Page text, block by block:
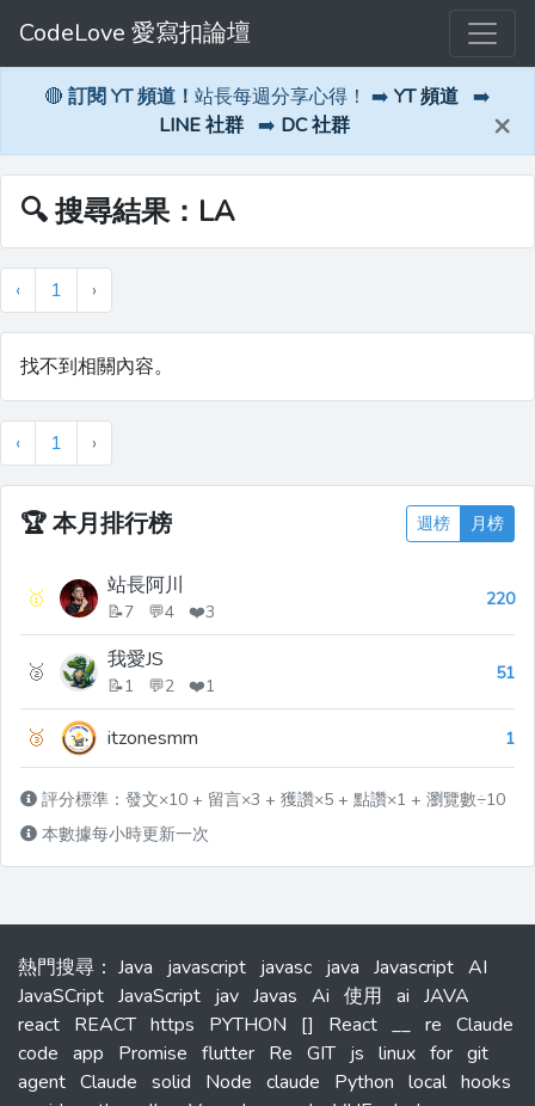
CodeLove 愛寫扣論壇
🔴 訂閱 YT 頻道！ 站長每週分享心得！ ➡️ YT 頻道 ➡️
LINE 社群 ➡️ DC 社群 ×
🔍 搜尋結果：LA
‹ 1 ›
找不到相關內容。
‹ 1 ›
🏆本月排行榜 週榜 月榜
🥇 站長阿川
📝7 💬4 ❤️3
220
🥈 我愛JS
📝1 💬2 ❤️1
51
🥉 itzonesmm 1
評分標準：發文×10 + 留言×3 + 獲讚×5 + 點讚×1 + 瀏覽數÷10
本數據每小時更新一次
熱門搜尋 ： Java javascript javasc java Javascript AI
JavaSCript JavaScript jav Javas Ai 使用 ai JAVA
react REACT https PYTHON [] React __ re Claude
code app Promise flutter Re GIT js linux for git
agent Claude solid Node claude Python local hooks